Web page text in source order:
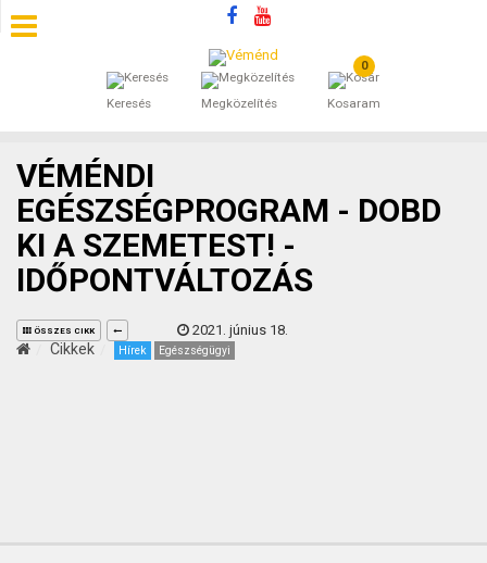
Keresés Megközelítés
0
Kosaram
SZÁLLÁSOK
ÁLTALÁNOS SZERZŐDÉSI FELTÉTELEK
KINCSES BARANYA VÉMÉND
VÉMÉNDI
EGÉSZSÉGPROGRAM - DOBD
KI A SZEMETEST! -
IDŐPONTVÁLTOZÁS
ÖSSZES CIKK 2021. június 18.
Cikkek Hírek Egészségügyi